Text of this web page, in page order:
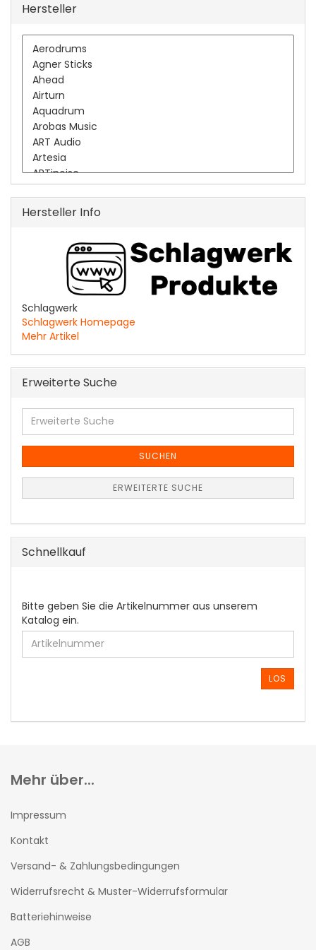
Hersteller
Hersteller Info
Schlagwerk
Schlagwerk Homepage
Mehr Artikel
Erweiterte Suche
Erweiterte
Suche
SUCHEN
ERWEITERTE SUCHE
Schnellkauf
BITTE
GEBEN
SIE
DIE
ARTIKELNUMMER
EIN.
Bitte geben Sie die Artikelnummer aus unserem
Katalog ein.
LOS
Mehr über...
Impressum
Kontakt
Versand- & Zahlungsbedingungen
Widerrufsrecht & Muster-Widerrufsformular
Batteriehinweise
AGB